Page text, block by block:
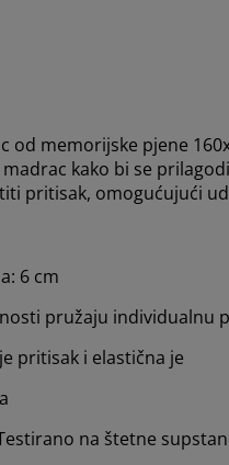
od memorijske pjene
kako bi se
pritisak, omogućujući
6 cm
pružaju individualnu
pritisak i elastična je
na štetne